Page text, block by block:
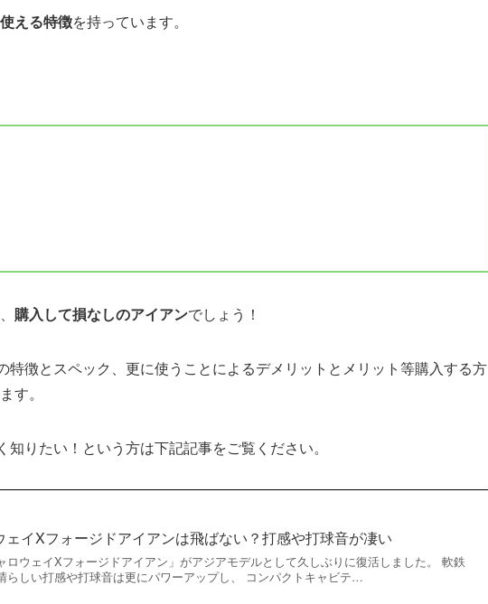
える特徴を持っています。
購入して損なしのアイアンでしょう！
特徴とスペック、更に使うことによるデメリットとメリット等購入する方
す。
りたい！という方は下記記事をご覧ください。
ェイXフォージドアイアンは飛ばない？打感や打球音が凄い
ロウェイXフォージドアイアン」がアジアモデルとして久しぶりに復活しました。 軟鉄
らしい打感や打球音は更にパワーアップし、 コンパクトキャビテ…